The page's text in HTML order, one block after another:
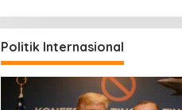
Politik Internasional